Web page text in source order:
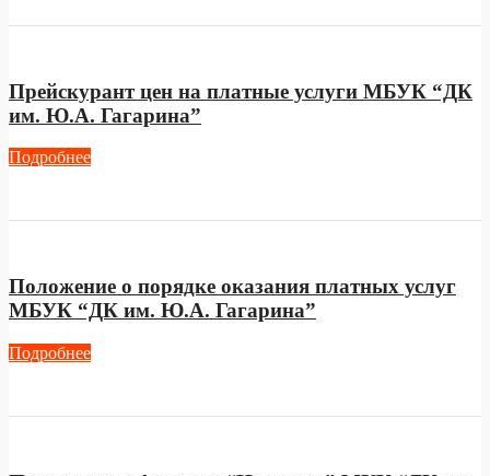
Прейскурант цен на платные услуги МБУК “ДК
им. Ю.А. Гагарина”
Подробнее
Положение о порядке оказания платных услуг
МБУК “ДК им. Ю.А. Гагарина”
Подробнее